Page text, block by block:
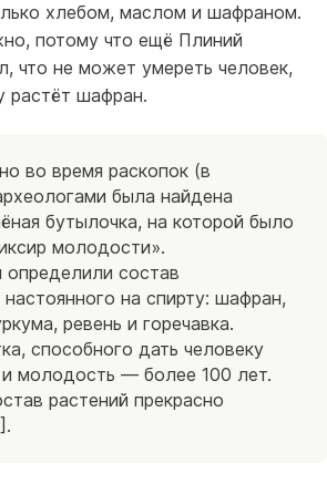
хлебом, маслом и шафраном.
потому что ещё Плиний
что не может умереть человек,
растёт шафран.
во время раскопок (в
была найдена
бутылочка, на которой было
молодости».
определили состав
на спирту: шафран,
ревень и горечавка.
способного дать человеку
молодость — более 100 лет.
растений прекрасно